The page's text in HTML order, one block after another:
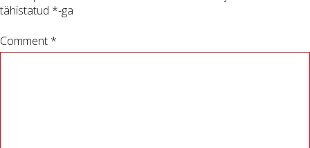
tähistatud *-ga
Comment *